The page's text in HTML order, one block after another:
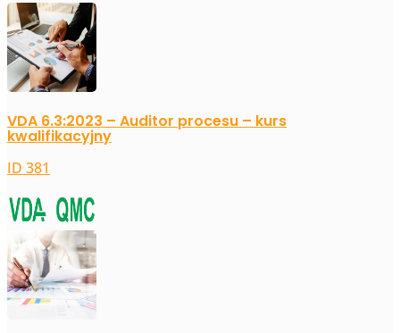
VDA 6.3:2023 – Auditor procesu – kurs
kwalifikacyjny
ID 381